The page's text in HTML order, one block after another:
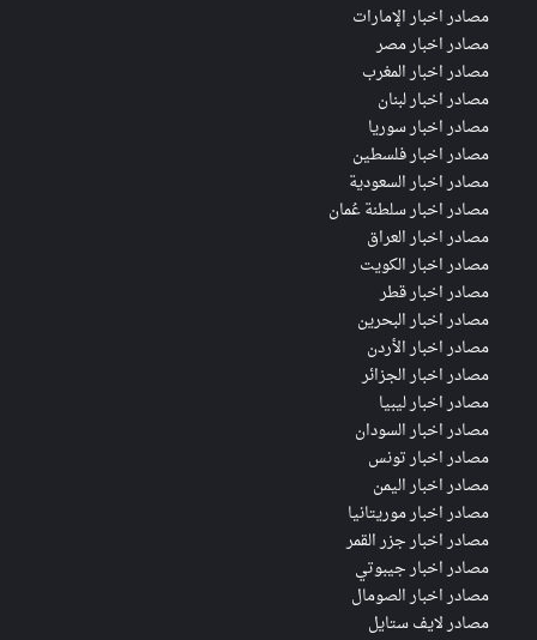
مصادر اخبار الإمارات
مصادر اخبار مصر
مصادر اخبار المغرب
مصادر اخبار لبنان
مصادر اخبار سوريا
مصادر اخبار فلسطين
مصادر اخبار السعودية
مصادر اخبار سلطنة عُمان
مصادر اخبار العراق
مصادر اخبار الكويت
مصادر اخبار قطر
مصادر اخبار البحرين
مصادر اخبار الأردن
مصادر اخبار الجزائر
مصادر اخبار ليبيا
مصادر اخبار السودان
مصادر اخبار تونس
مصادر اخبار اليمن
مصادر اخبار موريتانيا
مصادر اخبار جزر القمر
مصادر اخبار جيبوتي
مصادر اخبار الصومال
مصادر لايف ستايل